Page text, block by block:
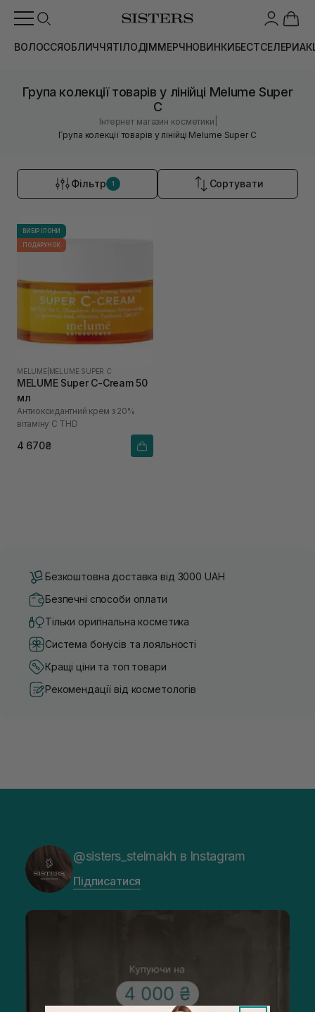
ВОЛОССЯОБЛИЧЧЯТІЛОДІММЕРЧНОВИНКИБЕСТСЕЛЕРИ
Група колекції товарів у лінійці Melume Super
C
Інтернет магазин косметики
Група колекції товарів у лінійці Melume Super C
Фільтр 1 Сортувати
ВИБІР ІЛОНИ
ПОДАРУНОК
MELUME MELUME SUPER C
MELUME Super C-Cream 50
мл
Антиоксидантний крем з 20%
вітаміну С THD
4 670₴
Безкоштовна доставка від 3000 UAH
Безпечні способи оплати
Тільки оригінальна косметика
Система бонусів та лояльності
Кращі ціни та топ товари
Рекомендації від косметологів
@sisters_stelmakh в Instagram
Підписатися